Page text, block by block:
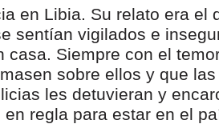
en Libia. Su relato era el
sentían vigilados e
casa. Siempre con el
sobre ellos y que
les detuvieran y
regla para estar en el